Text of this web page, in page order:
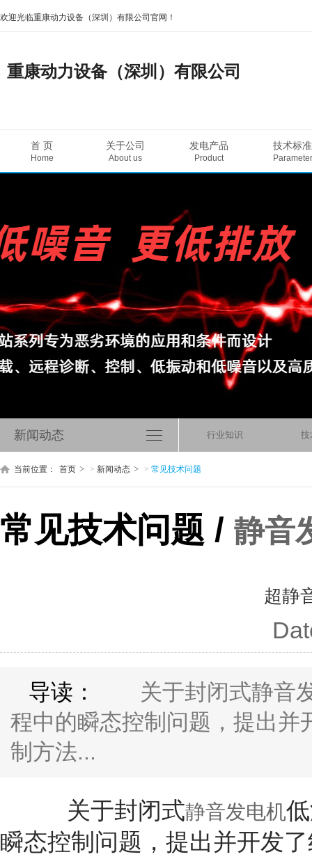
欢迎光临重康动力设备（深圳）有限公司官网！
重康动力设备（深圳）有限公司
首 页
Home
关于公司
About us
发电产品
Product
技术标准
Parameter
新闻动态 行业知识 技
当前位置： 首页 > 新闻动态 > 常见技术问题
常见技术问题 / 静音
超静
导读：
关于封闭式静音发
程中的瞬态控制问题，提出并
制方法...
关于封闭式静音发电机
瞬态控制问题，提出并开发